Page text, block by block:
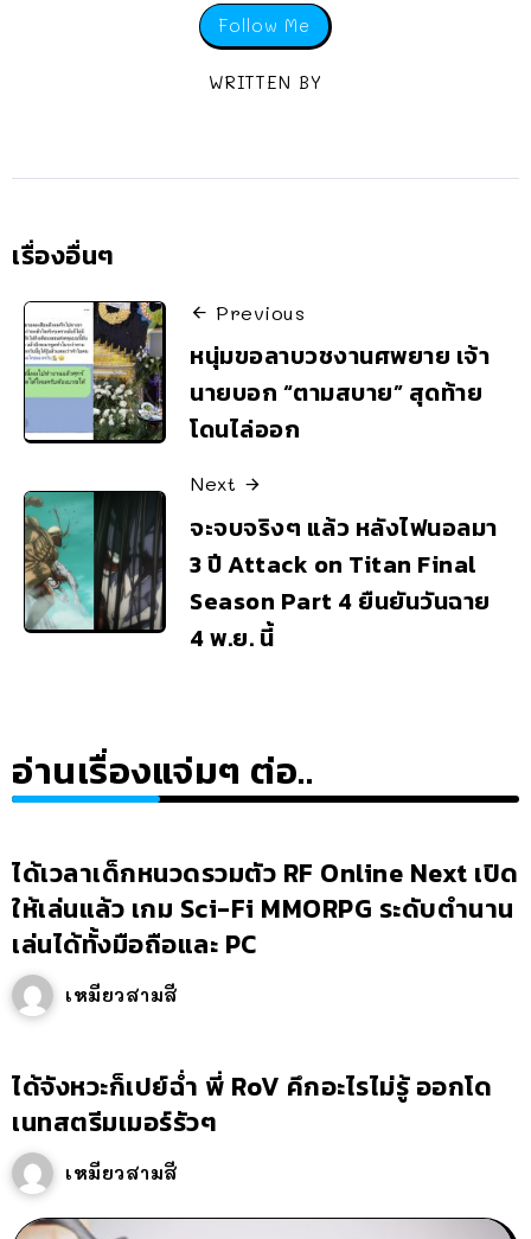
Follow Me
WRITTEN BY
เรื่องอื่นๆ
Previous
หนุ่มขอลาบวชงานศพยาย เจ้า
นายบอก “ตามสบาย” สุดท้าย
โดนไล่ออก
Next
จะจบจริงๆ แล้ว หลังไฟนอลมา
3 ปี Attack on Titan Final
Season Part 4 ยืนยันวันฉาย
4 พ.ย. นี้
อ่านเรื่องแจ่มๆ ต่อ..
ได้เวลาเด็กหนวดรวมตัว RF Online Next เปิด
ให้เล่นแล้ว เกม Sci-Fi MMORPG ระดับตำนาน
เล่นได้ทั้งมือถือและ PC
เหมียวสามสี
ได้จังหวะก็เปย์ฉ่ำ พี่ RoV คึกอะไรไม่รู้ ออกโด
เนทสตรีมเมอร์รัวๆ
เหมียวสามสี